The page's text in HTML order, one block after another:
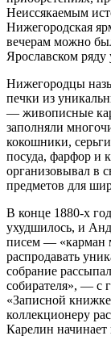
Неиссякаемым
Нижегородская
вечерам можно
Ярославском ряду
Нижегородцы
печки из
— живописные
заполняли
кокошники,
посуда, фарфор и
организовывал в
предметов для
В конце 1880-х
ухудшилось, и
писем — «карман
распродавать
собрание
собирателя», — с
«Записной
коллекционеру
Карелин